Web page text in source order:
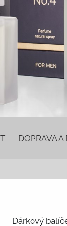
DOPRAVA A
Dárkový